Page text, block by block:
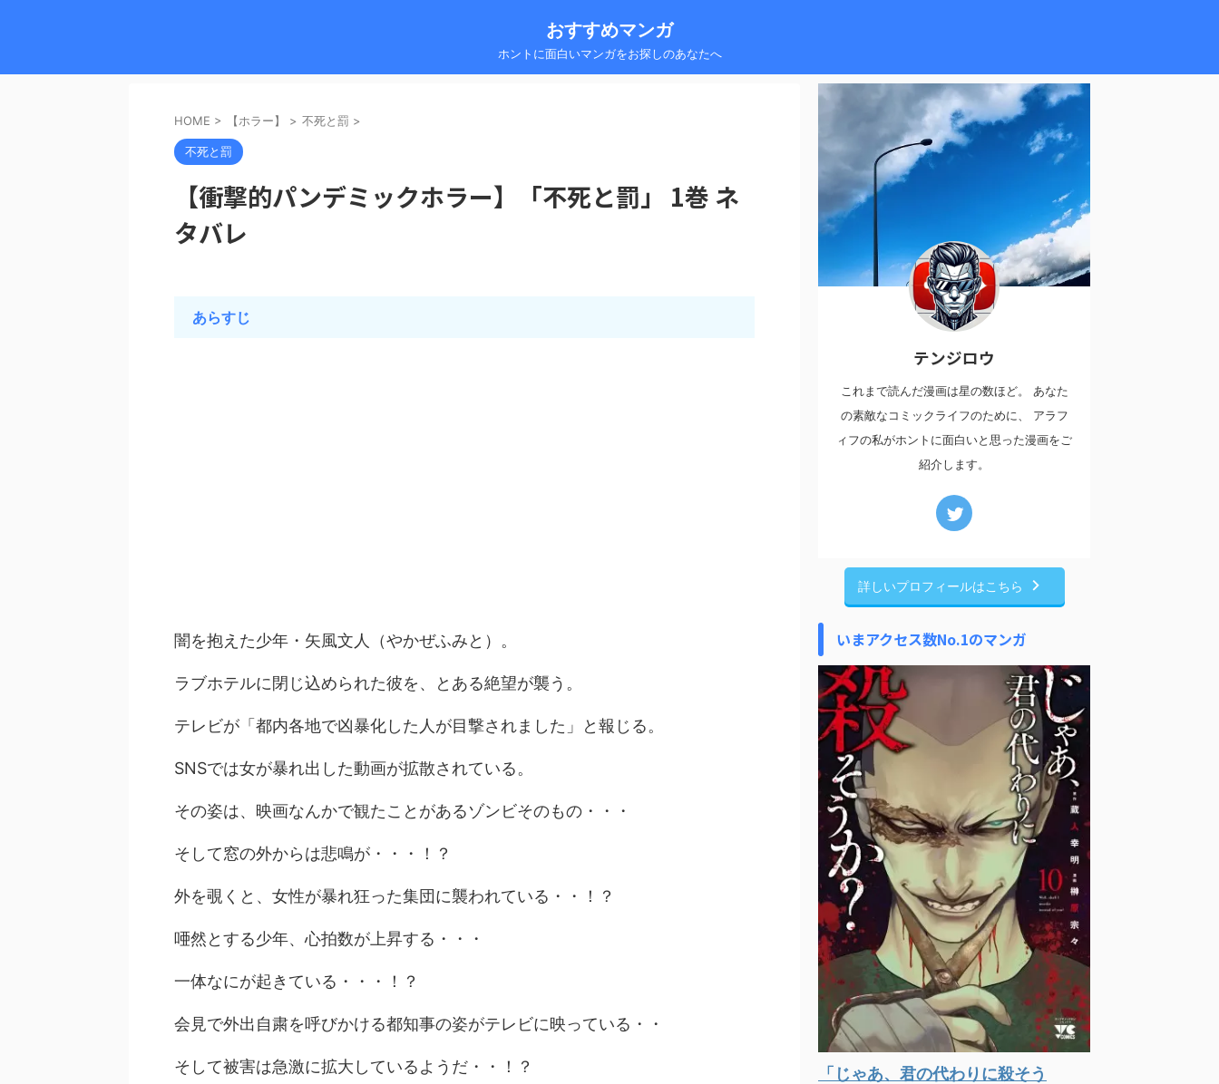
おすすめマンガ
ホントに面白いマンガをお探しのあなたへ
HOME > 【ホラー】 > 不死と罰 >
不死と罰
【衝撃的パンデミックホラー】「不死と罰」 1巻 ネ
タバレ
あらすじ
闇を抱えた少年・矢風文人（やかぜふみと）。
ラブホテルに閉じ込められた彼を、とある絶望が襲う。
テレビが「都内各地で凶暴化した人が目撃されました」と報じる。
SNSでは女が暴れ出した動画が拡散されている。
その姿は、映画なんかで観たことがあるゾンビそのもの・・・
そして窓の外からは悲鳴が・・・！？
外を覗くと、女性が暴れ狂った集団に襲われている・・！？
唖然とする少年、心拍数が上昇する・・・
一体なにが起きている・・・！？
会見で外出自粛を呼びかける都知事の姿がテレビに映っている・・
そして被害は急激に拡大しているようだ・・！？
テンジロウ
これまで読んだ漫画は星の数ほど。 あなた
の素敵なコミックライフのために、 アラフ
ィフの私がホントに面白いと思った漫画をご
紹介します。
詳しいプロフィールはこちら
いまアクセス数No.1のマンガ
「じゃあ、君の代わりに殺そう